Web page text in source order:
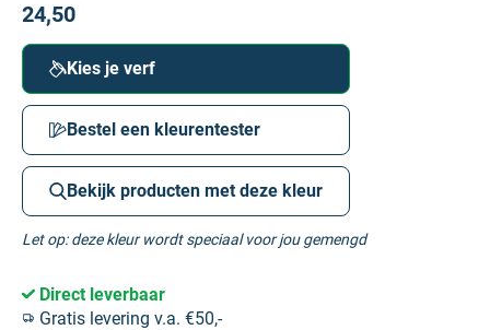
24,50
Kies je verf
Bestel een kleurentester
Bekijk producten met deze kleur
Let op: deze kleur wordt speciaal voor jou gemengd
Direct leverbaar
Gratis levering v.a. €50,-